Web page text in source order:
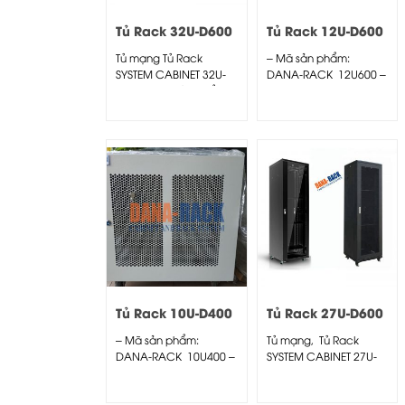
Tủ Rack 32U-D600
Màu Đen – Cửa
Lưới
Tủ mạng Tủ Rack
SYSTEM CABINET 32U-
D600 – Mã sản phẩm:
Tủ Rack 12U-D600
Màu Kem – Cửa
Lưới
– Mã sản phẩm:
DANA-RACK 12U600 –
Tủ Rack 10U-D400
Màu Kem -Cửa
Lưới
– Mã sản phẩm:
DANA-RACK 10U400 –
Tủ Rack 27U-D600
Màu Đen – Cửa
Lưới
Tủ mạng, Tủ Rack
SYSTEM CABINET 27U-